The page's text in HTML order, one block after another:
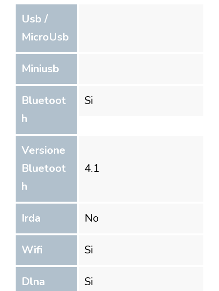
Usb /
MicroUsb
Miniusb
Bluetoot
h
Si
Versione
Bluetoot
h
4.1
Irda No
Wifi Si
Dlna Si